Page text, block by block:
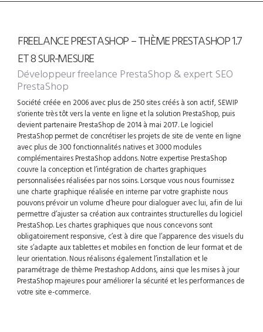
FREELANCE PRESTASHOP – THÈME PRESTASHOP 1.7
ET 8 SUR-MESURE
Développeur freelance PrestaShop & expert SEO
PrestaShop
Société créée en 2006 avec plus de 250 sites créés à son actif, SEWIP
s'oriente très tôt vers la vente en ligne et la solution PrestaShop, puis
devient partenaire PrestaShop de 2014 à mai 2017. Le logiciel
PrestaShop permet de concrétiser les projets de site de vente en ligne
avec plus de 300 fonctionnalités natives et 3000 modules
complémentaires PrestaShop addons. Notre expertise PrestaShop
couvre la conception et l’intégration de chartes graphiques
personnalisées réalisées par nos soins. Lorsque vous nous fournissez
une charte graphique réalisée en interne par votre graphiste nous
pouvons prévoir un volume d’heure pour dialoguer avec lui, afin de lui
permettre d’ajuster sa création aux contraintes structurelles du logiciel
PrestaShop. Les chartes graphiques que nous concevons sont
obligatoirement responsive, c’est à dire que l’apparence des visuels du
site s’adapte aux tablettes et mobiles en fonction de leur format et de
leur orientation. Nous réalisons également l’installation et le
paramétrage de thème Prestashop Addons, ainsi que les mises à jour
PrestaShop majeures pour améliorer la sécurité et les performances de
votre site e-commerce.